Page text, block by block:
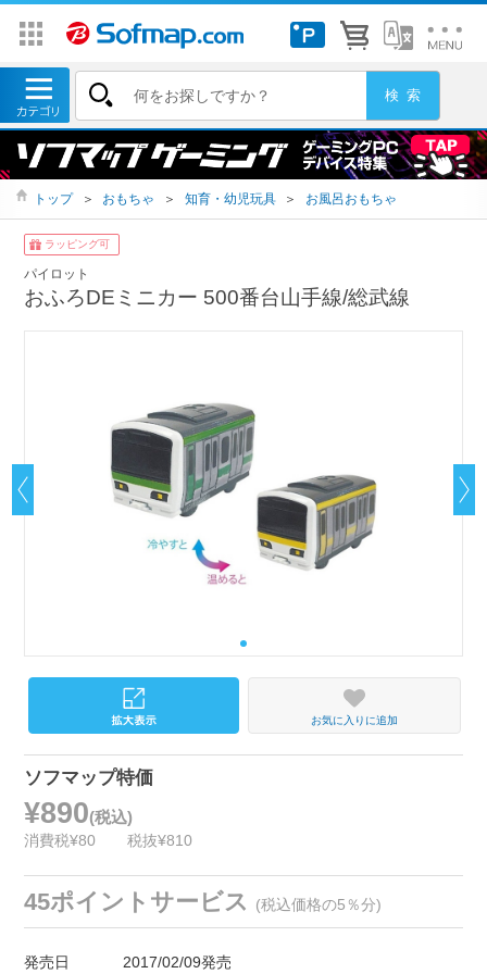
トップ ＞ おもちゃ ＞ 知育・幼児玩具 ＞ お風呂おもちゃ
ラッピング可
パイロット
おふろDEミニカー 500番台山手線/総武線
お気に入りに追加
ソフマップ特価
¥890(税込)
消費税¥80 税抜¥810
45ポイントサービス (税込価格の5％分)
発売日 2017/02/09発売